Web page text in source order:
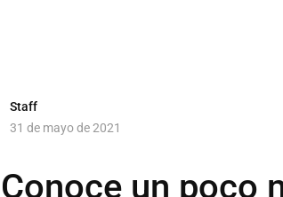
Staff
31 de mayo de 2021
Conoce un poco